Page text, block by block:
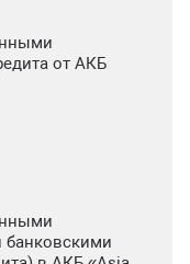
от АКБ
банковскими